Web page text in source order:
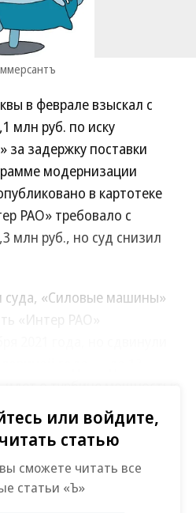
в феврале взыскал с
млн руб. по иску
за задержку поставки
модернизации
в картотеке
РАО» требовало с
млн руб., но суд снизил
суда, «Силовые машины»
«Интер РАО»
ГРЭС, четвертой
в России.
были ввести в
2023 года, но начало
на ноябрь.
или войдите,
статью
сможете читать все
статьи «Ъ»